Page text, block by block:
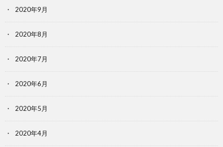
2020年9月
2020年8月
2020年7月
2020年6月
2020年5月
2020年4月